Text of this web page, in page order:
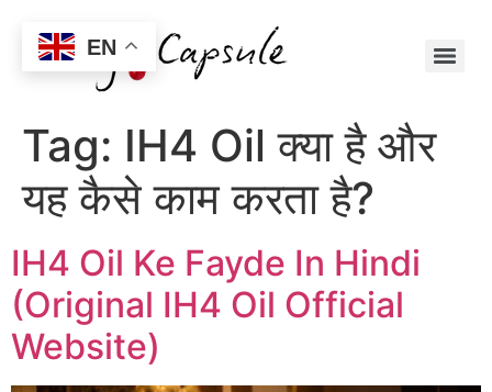
Tag: IH4 Oil क्या है और
यह कैसे काम करता है?
IH4 Oil Ke Fayde In Hindi
(Original IH4 Oil Official
Website)
EN